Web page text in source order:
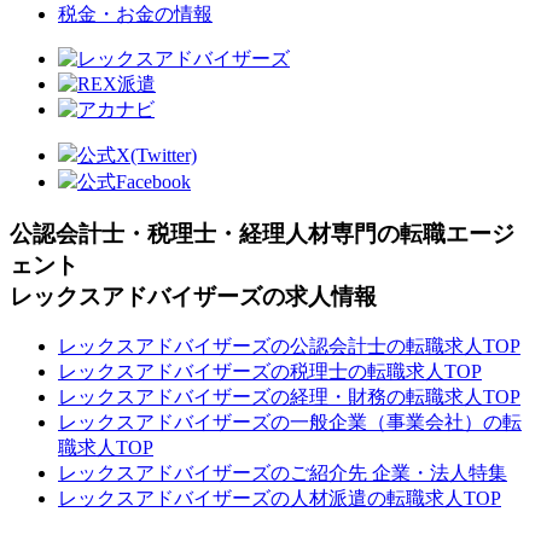
税金・お金の情報
公式X(Twitter)
公式Facebook
公認会計士・税理士・経理人材専門の転職エージ
ェント
レックスアドバイザーズの求人情報
レックスアドバイザーズの公認会計士の転職求人TOP
レックスアドバイザーズの税理士の転職求人TOP
レックスアドバイザーズの経理・財務の転職求人TOP
レックスアドバイザーズの一般企業（事業会社）の転
職求人TOP
レックスアドバイザーズのご紹介先 企業・法人特集
レックスアドバイザーズの人材派遣の転職求人TOP